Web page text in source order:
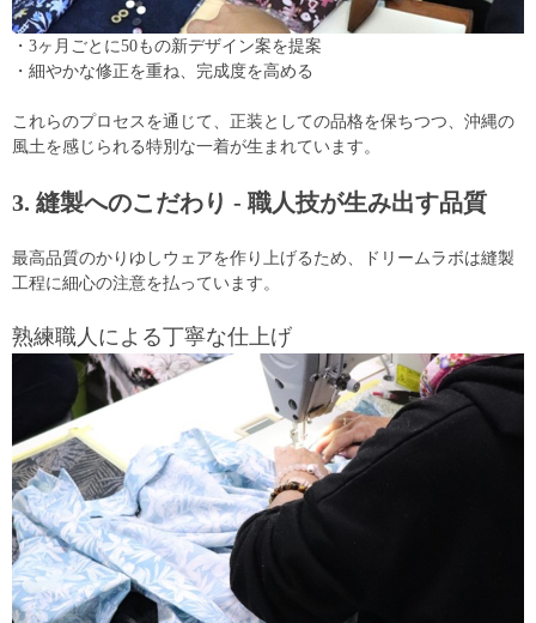
・3ヶ月ごとに50もの新デザイン案を提案
・細やかな修正を重ね、完成度を高める
これらのプロセスを通じて、正装としての品格を保ちつつ、沖縄の
風土を感じられる特別な一着が生まれています。
3. 縫製へのこだわり - 職人技が生み出す品質
最高品質のかりゆしウェアを作り上げるため、ドリームラボは縫製
工程に細心の注意を払っています。
熟練職人による丁寧な仕上げ